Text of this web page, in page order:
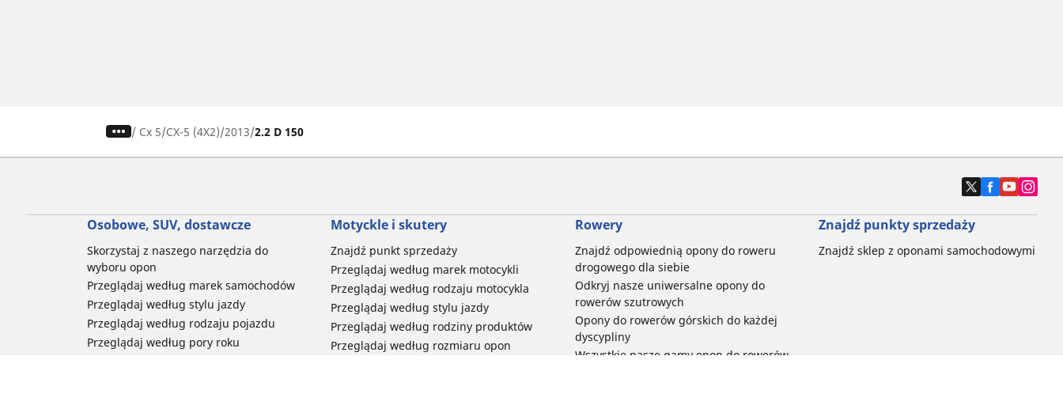
/ Cx 5 CX-5 (4X2) 2013 2.2 D 150
Osobowe, SUV, dostawcze
Skorzystaj z naszego narzędzia do
wyboru opon
Przeglądaj według marek samochodów
Przeglądaj według stylu jazdy
Przeglądaj według rodzaju pojazdu
Przeglądaj według pory roku
Motyckle i skutery
Znajdź punkt sprzedaży
Przeglądaj według marek motocykli
Przeglądaj według rodzaju motocykla
Przeglądaj według stylu jazdy
Przeglądaj według rodziny produktów
Przeglądaj według rozmiaru opon
Rowery
Znajdź odpowiednią opony do roweru
drogowego dla siebie
Odkryj nasze uniwersalne opony do
rowerów szutrowych
Opony do rowerów górskich do każdej
dyscypliny
Wszystkie nasze gamy opon do rowerów
Znajdź punkty sprzedaży
Znajdź sklep z oponami samochodowymi